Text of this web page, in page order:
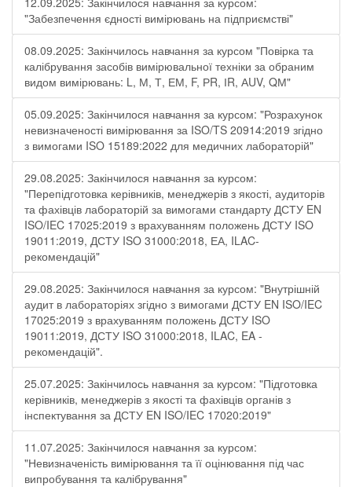
"Забезпечення єдності вимірювань на підприємстві"
08.09.2025: Закінчилось навчання за курсом "Повірка та
калібрування засобів вимірювальної техніки за обраним
видом вимірювань: L, М, Т, ЕМ, F, РR, ІR, АUV, QМ"
05.09.2025: Закінчилося навчання за курсом: "Розрахунок
невизначеності вимірювання за ISO/TS 20914:2019 згідно
з вимогами ISO 15189:2022 для медичних лабораторій"
29.08.2025: Закінчилося навчання за курсом:
"Перепідготовка керівників, менеджерів з якості, аудиторів
та фахівців лабораторій за вимогами стандарту ДСТУ EN
ISO/IEC 17025:2019 з врахуванням положень ДСТУ ISO
19011:2019, ДСТУ ISO 31000:2018, ЕА, ILAC-
рекомендацій"
29.08.2025: Закінчилося навчання за курсом: "Внутрішній
аудит в лабораторіях згідно з вимогами ДСТУ EN ISO/IEC
17025:2019 з врахуванням положень ДСТУ ISO
19011:2019, ДСТУ ISO 31000:2018, ILAC, EA -
рекомендацій".
25.07.2025: Закінчилось навчання за курсом: "Підготовка
керівників, менеджерів з якості та фахівців органів з
інспектування за ДСТУ EN ISO/IEC 17020:2019"
11.07.2025: Закінчилося навчання за курсом:
"Невизначеність вимірювання та її оцінювання під час
випробування та калібрування"